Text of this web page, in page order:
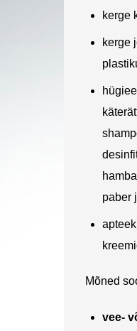
kerge
kerge
paber
Mõned
vee-